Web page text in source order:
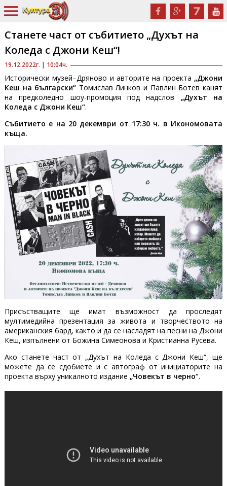
19.12.2022г. | 10:04ч.
Станете част от събитието „Духът на
Коледа с Джони Кеш“!
Исторически музей–Дряново и авторите на проекта „Джони
Кеш на български“ Томислав Линков и Павлин Ботев канят
на предколедно шоу-промоция под надслов „Духът на
Коледа с Джони Кеш“.
Събитието е на 20 декември от 17:30 ч. в Икономовата
къща.
Присъстващите ще имат възможност да проследят
мултимедийна презентация за живота и творчеството на
американския бард, както и да се насладят на песни на Джони
Кеш, изпълнени от Божина Симеонова и Кристианна Русева.
Ако станете част от „Духът на Коледа с Джони Кеш“, ще
можете да се сдобиете и с автограф от инициаторите на
проекта върху уникалното издание „Човекът в черно“.